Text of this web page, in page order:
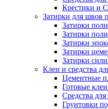
Крестики и
Затирки для швов
Затирки
Затирки
Затирки
Затирки
Затирки
Клеи и средства
Цементные
Готовые
Средства
Грунтовки